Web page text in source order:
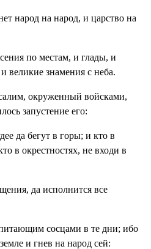
народ на народ, и царство на
по местам, и глады, и
великие знамения с неба.
окруженный войсками,
запустение его:
да бегут в горы; и кто в
в окрестностях, не входи в
да исполнится все
сосцами в те дни; ибо
и гнев на народ сей: